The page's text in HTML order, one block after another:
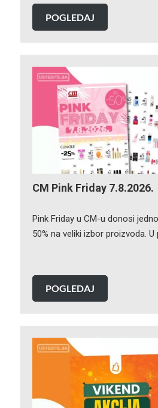
POGLEDAJ
CM Pink Friday 7.8.2026.
Pink Friday u CM-u donosi
50% na veliki izbor proizvoda.
POGLEDAJ